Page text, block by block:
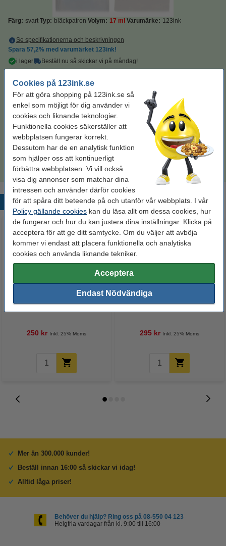
Cookies på 123ink.se
För att göra shopping på 123ink.se så
enkel som möjligt för dig använder vi
cookies och liknande teknologier.
Funktionella cookies säkerställer att
webbplatsen fungerar korrekt.
Dessutom har de en analytisk funktion
som hjälper oss att kontinuerligt
förbättra webbplatsen. Vi vill också
visa dig annonser som matchar dina
intressen och använder därför cookies
för att spåra ditt beteende på och utanför vår webbplats. I vår
Policy gällande cookies kan du läsa allt om dessa cookies, hur
de fungerar och hur du kan justera dina inställningar. Klicka på
acceptera för att ge ditt samtycke. Om du väljer att avböja
kommer vi endast att placera funktionella och analytiska
cookies och använda liknande tekniker.
Acceptera
Endast Nödvändiga
Färg: svart Typ: bläckpatron Volym: 17 ml Varumärke: 123ink
Se specifikationerna och beskrivningen
Spara 57,2% med varumärket 123ink!
i lager
Beställ nu så skickar vi på måndag!
14,7 kr
250 kr Beställ
Tips: Beställ färgbläckpatron!
Dell Series 22/592-11393 färgbläckpatron hög
kapacitet (varumärket 123ink)
295 kr
Populära produkter
Dell Series 22/592-11327 svart
250 kr Inkl. 25% Moms
Dell Series 22/592-11393
295 kr Inkl. 25% Moms
Mer än 300.000 kunder!
Beställ innan 16:00 så skickar vi idag!
Alltid låga priser!
Behöver du hjälp? Ring oss på 08-550 04 123
Helgfria vardagar från kl. 9:00 till 16:00